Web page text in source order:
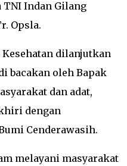
TNI Indan Gilang
Opsla.
dilanjutkan
bacakan oleh Bapak
dan adat,
dengan
Cenderawasih.
melayani masyarakat